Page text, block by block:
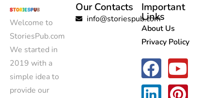
Welcome to
StoriesPub.com
We started in
2019 with a
simple idea to
provide our
Our Contacts
info@storiespub.com
Important
Links
About Us
Privacy Policy